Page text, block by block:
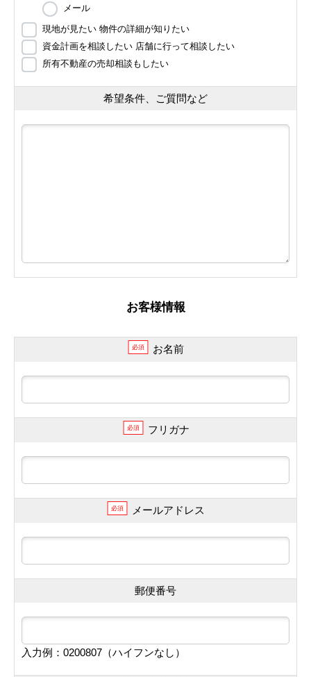
メール
現地が見たい 物件の詳細が知りたい
資金計画を相談したい 店舗に行って相談したい
所有不動産の売却相談もしたい
希望条件、ご質問など
お客様情報
必須 お名前
必須 フリガナ
必須 メールアドレス
郵便番号
入力例：0200807（ハイフンなし）